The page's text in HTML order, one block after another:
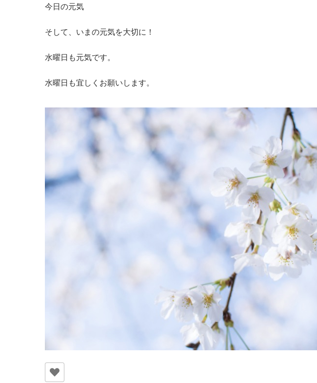
今日の元気
そして、いまの元気を大切に！
水曜日も元気です。
水曜日も宜しくお願いします。